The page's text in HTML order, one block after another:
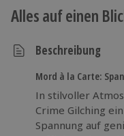
Alles auf einen
Beschreibung
Mord à la Carte:
In stilvoller
Crime Gilching
Spannung auf